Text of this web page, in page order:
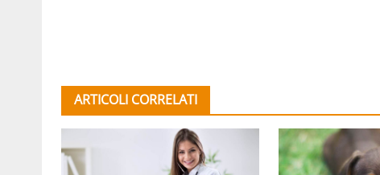
ARTICOLI CORRELATI